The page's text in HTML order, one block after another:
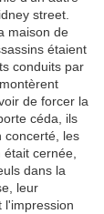
street.
maison de
étaient
conduits par
de forcer la
céda, ils
concerté, les
cernée,
dans la
leur
l'impression